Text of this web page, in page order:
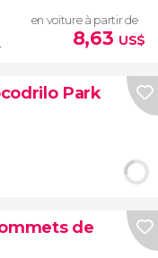
en voiture à partir de
8,63 US$
Park
de